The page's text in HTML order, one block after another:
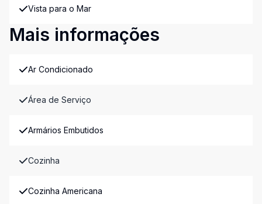
Vista para o Mar
Mais informações
Ar Condicionado
Área de Serviço
Armários Embutidos
Cozinha
Cozinha Americana